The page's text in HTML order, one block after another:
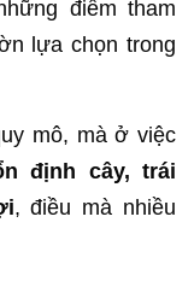
điểm tham
lựa chọn trong
mô, mà ở việc
định cây, trái
, điều mà nhiều